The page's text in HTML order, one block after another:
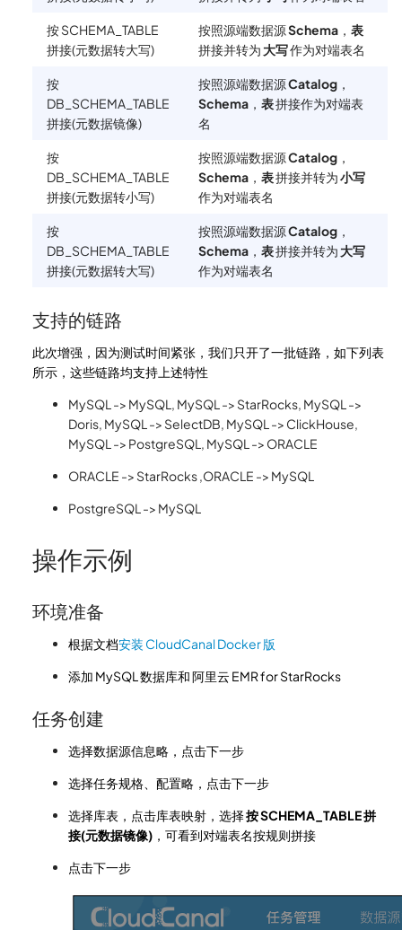
按 SCHEMA_TABLE
拼接(元数据转大写)
按照源端数据源Schema ， 表
拼接并转为 大写作为对端表名
按
DB_SCHEMA_TABLE
拼接(元数据镜像)
按照源端数据源Catalog ，
Schema ， 表拼接作为对端表
名
按
DB_SCHEMA_TABLE
拼接(元数据转小写)
按照源端数据源Catalog ，
Schema ， 表拼接并转为小写
作为对端表名
按
DB_SCHEMA_TABLE
拼接(元数据转大写)
按照源端数据源Catalog ，
Schema ， 表拼接并转为 大写
作为对端表名
支持的链路
此次增强，因为测试时间紧张，我们只开了一批链路，如下列表
所示，这些链路均支持上述特性
MySQL -> MySQL, MySQL -> StarRocks, MySQL ->
Doris, MySQL -> SelectDB, MySQL -> ClickHouse,
MySQL -> PostgreSQL, MySQL -> ORACLE
ORACLE -> StarRocks ,ORACLE -> MySQL
PostgreSQL -> MySQL
操作示例
环境准备
根据文档安装 CloudCanal Docker 版
添加 MySQL 数据库和 阿里云 EMR for StarRocks
任务创建
选择数据源信息略，点击下一步
选择任务规格、配置略，点击下一步
选择库表，点击库表映射，选择按 SCHEMA_TABLE 拼
接(元数据镜像) ，可看到对端表名按规则拼接
点击下一步